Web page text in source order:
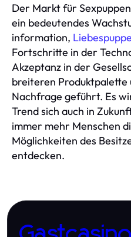
Der Markt für
ein bedeutendes
information,
Fortschritte in der
Akzeptanz in der
breiteren Produktpalette
Nachfrage geführt. Es
Trend sich auch in
immer mehr Menschen
Möglichkeiten des
entdecken.